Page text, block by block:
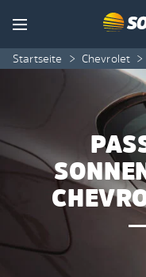
Menu
Startseite > Chevrolet >